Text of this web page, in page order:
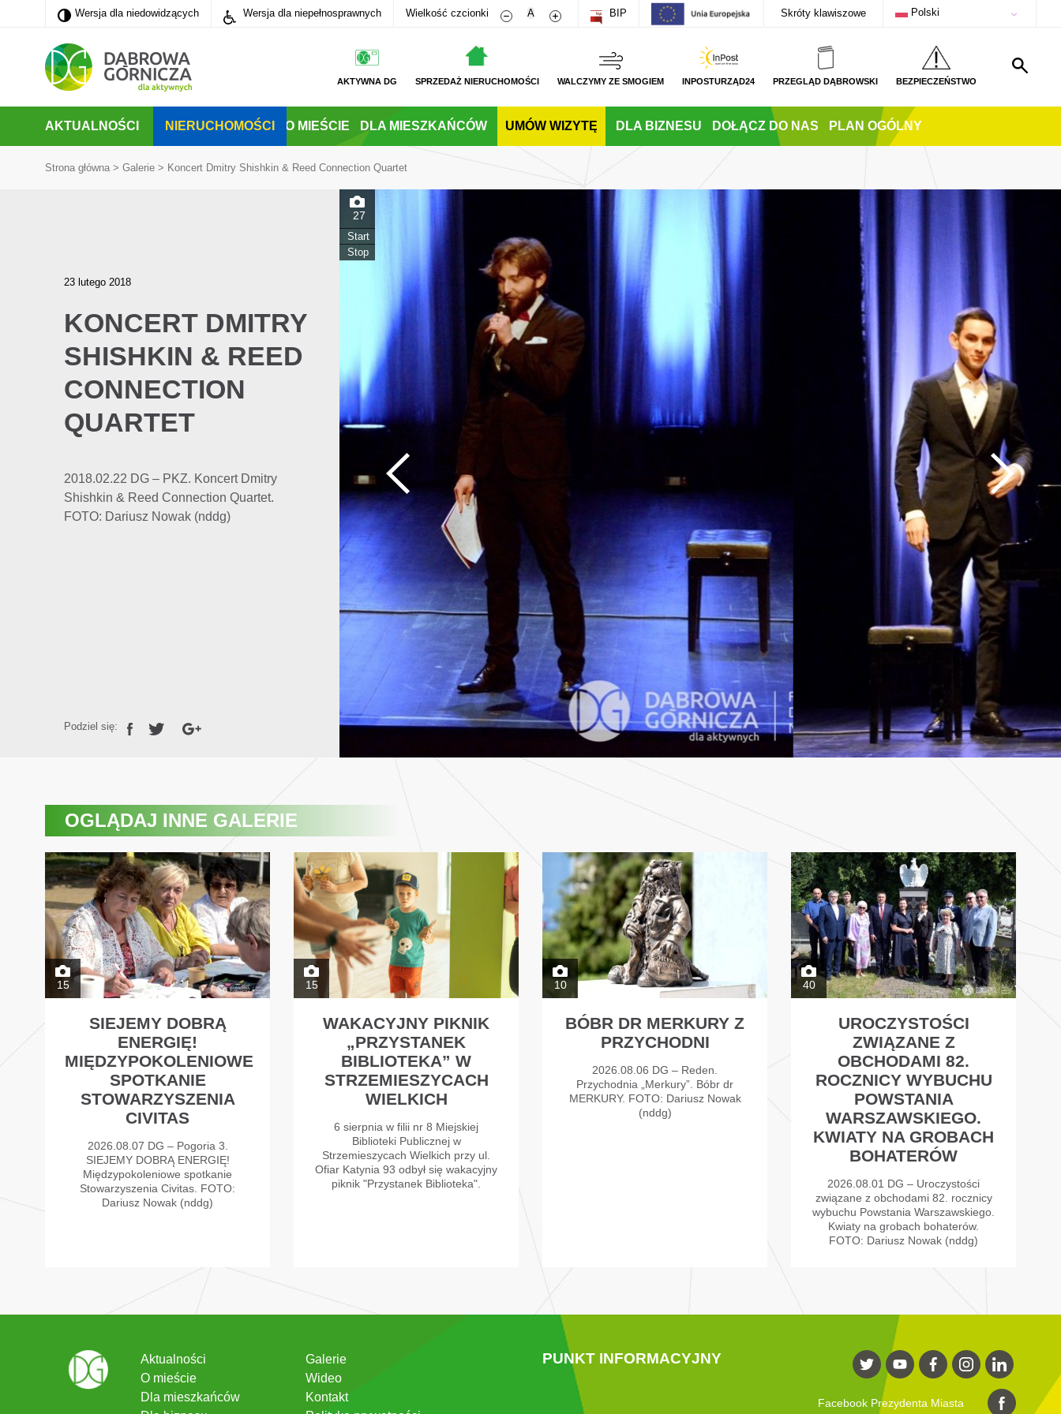
PRZEJDŹ DO MENU GŁÓWNEGO
PRZEJDŹ DO WYSZUKIWARKI
PRZEJDŹ DO TREŚCI
Wersja dla niedowidzących
Wersja dla niedowidzących Wersja dla niepełnosprawnych Wielkość czcionki Zmniejsz rozmiar czcionki
A Zwiększ rozmiar czcionki
BIP Skróty klawiszowe Polski
AKTYWNA DG SPRZEDAŻ NIERUCHOMOŚCI WALCZYMY ZE SMOGIEM INPOSTURZĄD24 PRZEGLĄD DĄBROWSKI BEZPIECZEŃSTWO
AKTUALNOŚCI NIERUCHOMOŚCI O MIEŚCIE DLA MIESZKAŃCÓW UMÓW WIZYTĘ DLA BIZNESU DOŁĄCZ DO NAS PLAN OGÓLNY
Strona główna > Galerie > Koncert Dmitry Shishkin & Reed Connection Quartet
23 lutego 2018
KONCERT DMITRY
SHISHKIN & REED
CONNECTION
QUARTET
27
Start
Stop
2018.02.22 DG – PKZ. Koncert Dmitry
Shishkin & Reed Connection Quartet.
FOTO: Dariusz Nowak (nddg)
Podziel się:
OGLĄDAJ INNE GALERIE
15
SIEJEMY DOBRĄ
ENERGIĘ!
MIĘDZYPOKOLENIOWE
SPOTKANIE
STOWARZYSZENIA
CIVITAS
2026.08.07 DG – Pogoria 3.
SIEJEMY DOBRĄ ENERGIĘ!
Międzypokoleniowe spotkanie
Stowarzyszenia Civitas. FOTO:
Dariusz Nowak (nddg)
15
WAKACYJNY PIKNIK
„PRZYSTANEK
BIBLIOTEKA” W
STRZEMIESZYCACH
WIELKICH
6 sierpnia w filii nr 8 Miejskiej
Biblioteki Publicznej w
Strzemieszycach Wielkich przy ul.
Ofiar Katynia 93 odbył się wakacyjny
piknik "Przystanek Biblioteka".
10
BÓBR DR MERKURY Z
PRZYCHODNI
2026.08.06 DG – Reden.
Przychodnia „Merkury”. Bóbr dr
MERKURY. FOTO: Dariusz Nowak
(nddg)
40
UROCZYSTOŚCI
ZWIĄZANE Z
OBCHODAMI 82.
ROCZNICY WYBUCHU
POWSTANIA
WARSZAWSKIEGO.
KWIATY NA GROBACH
BOHATERÓW
2026.08.01 DG – Uroczystości
związane z obchodami 82. rocznicy
wybuchu Powstania Warszawskiego.
Kwiaty na grobach bohaterów.
FOTO: Dariusz Nowak (nddg)
Aktualności
O mieście
Dla mieszkańców
Galerie
Wideo
Kontakt
PUNKT INFORMACYJNY
Facebook Prezydenta Miasta